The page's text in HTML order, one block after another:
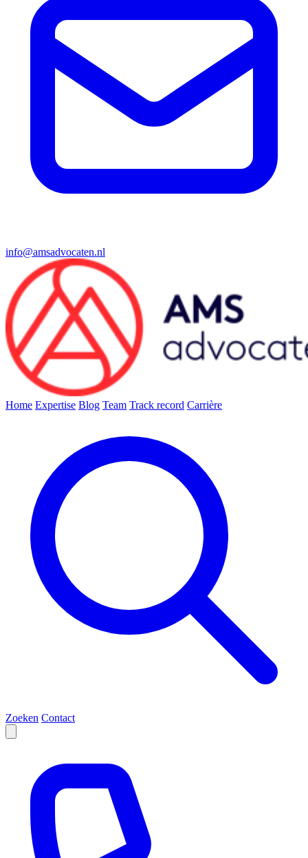
info@amsadvocaten.nl
Home Expertise Blog Team Track record Carrière
Zoeken Contact